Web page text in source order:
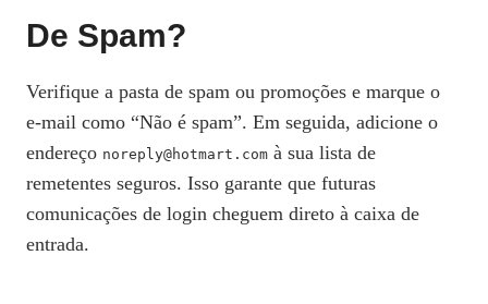
De Spam?
Verifique a pasta de spam ou promoções e marque o
e‑mail como “Não é spam”. Em seguida, adicione o
endereço noreply@hotmart.com à sua lista de
remetentes seguros. Isso garante que futuras
comunicações de login cheguem direto à caixa de
entrada.